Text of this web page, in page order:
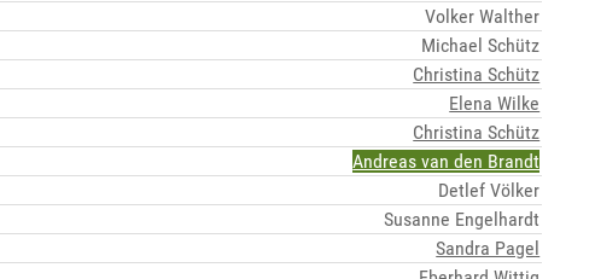
Volker Walther
Michael Schütz
Christina Schütz
Elena Wilke
Christina Schütz
Andreas van den Brandt
Detlef Völker
Susanne Engelhardt
Sandra Pagel